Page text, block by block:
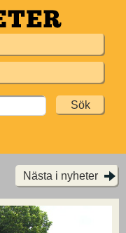
Nästa i nyheter